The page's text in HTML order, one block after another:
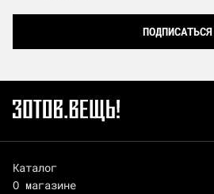
ПОДПИСАТЬСЯ
Каталог
О магазине